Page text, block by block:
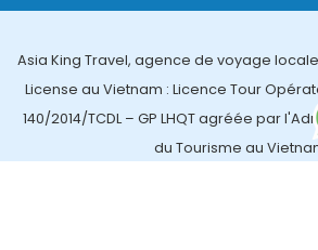
Asia King Travel, agence de voyage
License au Vietnam : Licence Tour
140/2014/TCDL – GP LHQT agréée par
du Tourisme au